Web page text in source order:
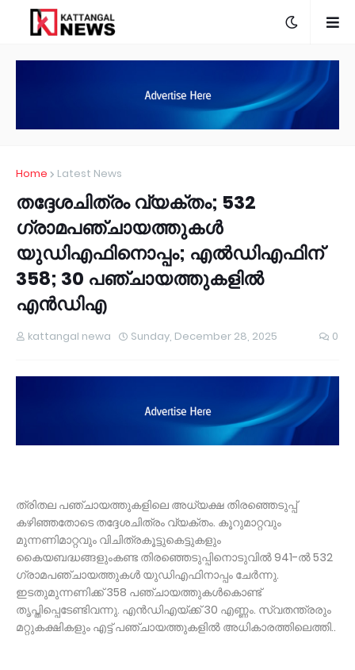
Home Latest News
തദ്ദേശചിത്രം വ്യക്തം; 532
ഗ്രാമപഞ്ചായത്തുകൾ
യുഡിഎഫിനൊപ്പം; എൽഡിഎഫിന്
358; 30 പഞ്ചായത്തുകളിൽ
എൻഡിഎ
kattangal newa Sunday, December 28, 2025 0
ത്രിതല പഞ്ചായത്തുകളിലെ അധ്യക്ഷ തിരഞ്ഞെടുപ്പ്
കഴിഞ്ഞതോടെ തദ്ദേശചിത്രം വ്യക്തം. കൂറുമാറ്റവും
മുന്നണിമാറ്റവും വിചിത്രകൂട്ടുകെട്ടുകളും
കൈയബദ്ധങ്ങളുംകണ്ട തിരഞ്ഞെടുപ്പിനൊടുവിൽ 941-ൽ 532
ഗ്രാമപഞ്ചായത്തുകൾ യുഡിഎഫിനാപ്പം ചേർന്നു.
ഇടതുമുന്നണിക്ക് 358 പഞ്ചായത്തുകൾകൊണ്ട്
തൃപ്തിപ്പെടേണ്ടിവന്നു. എൻഡിഎയ്ക്ക് 30 എണ്ണം. സ്വതന്ത്രരും
മറ്റുകക്ഷികളും എട്ട് പഞ്ചായത്തുകളിൽ അധികാരത്തിലെത്തി..